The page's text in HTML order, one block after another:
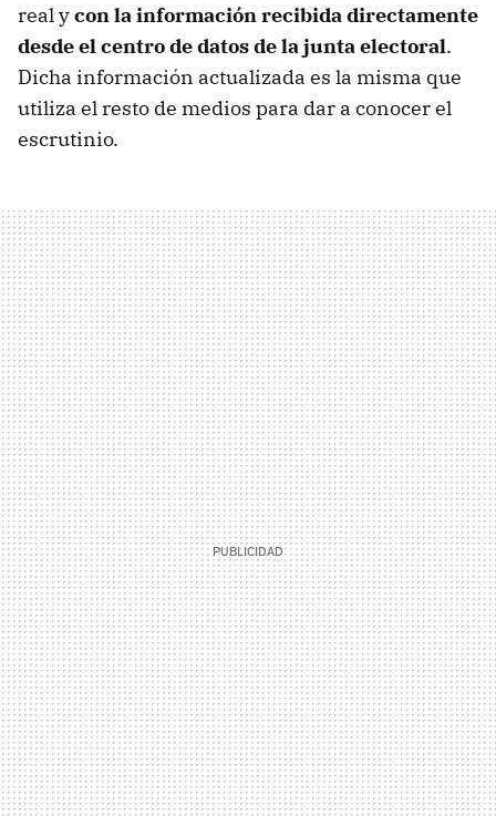
real ycon la información recibida directamente
desde el centro de datos de la junta electoral.
Dicha información actualizada es la misma que
utiliza el resto de medios para dar a conocer el
escrutinio.